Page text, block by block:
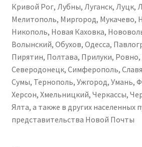
Кривой Рог, Лубны, Луганск, Луцк,
Мелитополь, Миргород, Мукачево,
Никополь, Новая Каховка,
Волынский, Обухов, Одесса,
Пирятин, Полтава, Прилуки, Ровно,
Северодонецк, Симферополь,
Сумы, Тернополь, Ужгород, Умань,
Херсон, Хмельницкий, Черкассы,
Ялта, а также в других населенных
представительства Новой Почты